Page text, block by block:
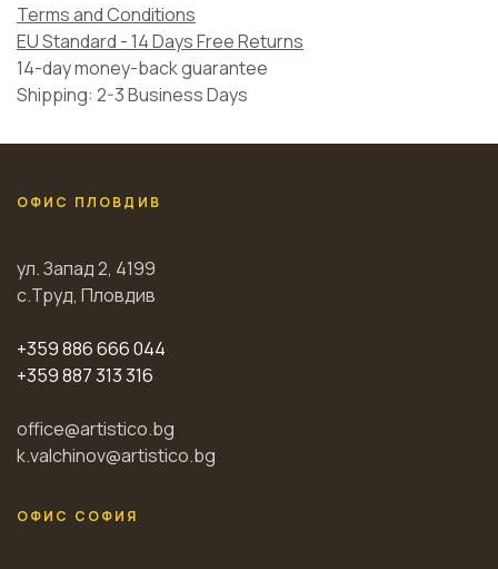
Terms and Conditions
EU Standard - 14 Days Free Returns
14-day money-back guarantee
Shipping: 2-3 Business Days
ОФИС ПЛОВДИВ
ул. Запад 2, 4199
с.Труд, Пловдив
+359 886 666 044
+359 887 313 316
office@artistico.bg
k.valchinov@artistico.bg
ОФИС СОФИЯ